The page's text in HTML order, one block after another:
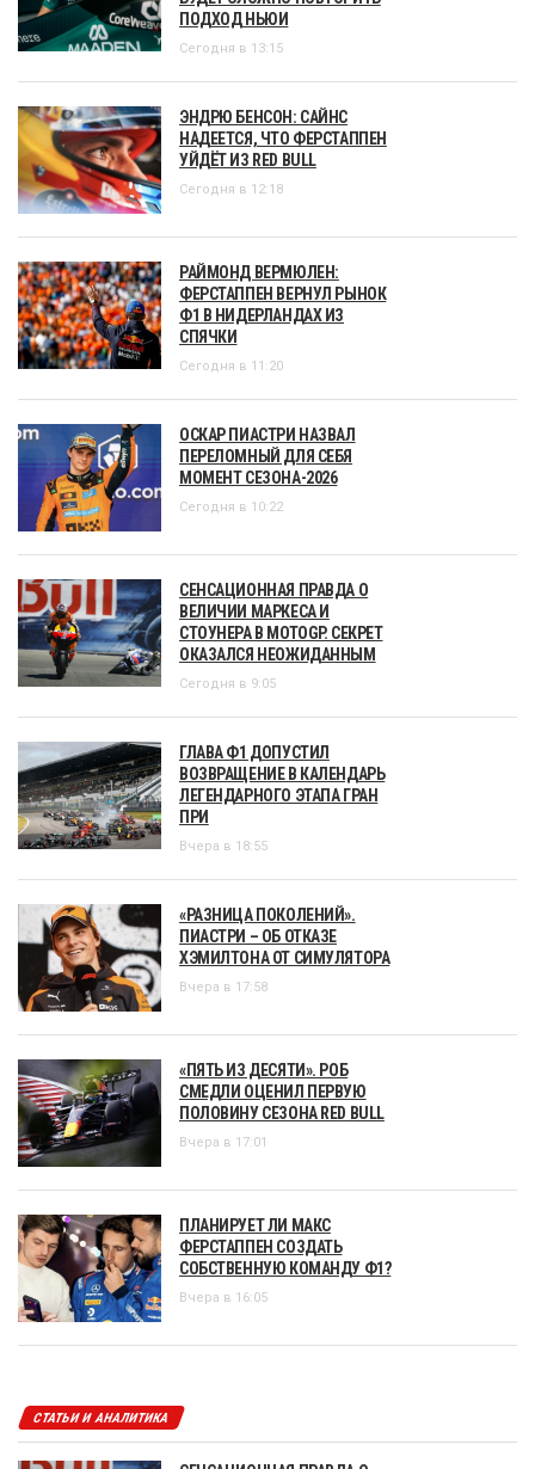
ПОДХОД НЬЮИ
Сегодня в 13:15
ЭНДРЮ БЕНСОН: САЙНС
НАДЕЕТСЯ, ЧТО ФЕРСТАППЕН
УЙДЁТ ИЗ RED BULL
Сегодня в 12:18
РАЙМОНД ВЕРМЮЛЕН:
ФЕРСТАППЕН ВЕРНУЛ РЫНОК
Ф1 В НИДЕРЛАНДАХ ИЗ
СПЯЧКИ
Сегодня в 11:20
ОСКАР ПИАСТРИ НАЗВАЛ
ПЕРЕЛОМНЫЙ ДЛЯ СЕБЯ
МОМЕНТ СЕЗОНА-2026
Сегодня в 10:22
СЕНСАЦИОННАЯ ПРАВДА О
ВЕЛИЧИИ МАРКЕСА И
СТОУНЕРА В MOTOGP. СЕКРЕТ
ОКАЗАЛСЯ НЕОЖИДАННЫМ
Сегодня в 9:05
ГЛАВА Ф1 ДОПУСТИЛ
ВОЗВРАЩЕНИЕ В КАЛЕНДАРЬ
ЛЕГЕНДАРНОГО ЭТАПА ГРАН
ПРИ
Вчера в 18:55
«РАЗНИЦА ПОКОЛЕНИЙ».
ПИАСТРИ – ОБ ОТКАЗЕ
ХЭМИЛТОНА ОТ СИМУЛЯТОРА
Вчера в 17:58
«ПЯТЬ ИЗ ДЕСЯТИ». РОБ
СМЕДЛИ ОЦЕНИЛ ПЕРВУЮ
ПОЛОВИНУ СЕЗОНА RED BULL
Вчера в 17:01
ПЛАНИРУЕТ ЛИ МАКС
ФЕРСТАППЕН СОЗДАТЬ
СОБСТВЕННУЮ КОМАНДУ Ф1?
Вчера в 16:05
СТАТЬИ И АНАЛИТИКА